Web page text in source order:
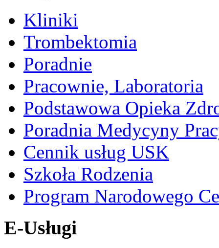
Kliniki
Trombektomia
Poradnie
Pracownie, Laboratoria
Podstawowa Opieka
Poradnia Medycyny
Cennik usług USK
Szkoła Rodzenia
Program Narodowego
E-Usługi